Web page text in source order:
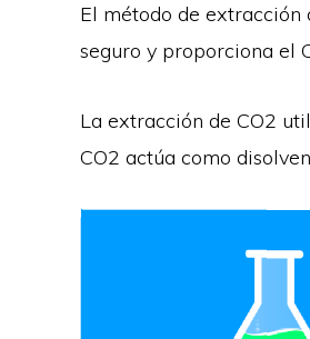
El método de extracción
seguro y proporciona el
La extracción de CO2
CO2 actúa como